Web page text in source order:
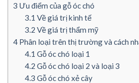
3 Ưu điểm của gỗ óc chó
3.1 Về giá trị kinh tế
3.2 Về giá trị thẩm mỹ
4 Phân loại trên thị trường và cách
4.1 Gỗ óc chó loại 1
4.2 Gỗ óc chó loại 2 và loại 3
4.3 Gỗ óc chó xẻ cây